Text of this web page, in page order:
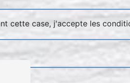
cette case, j'accepte les